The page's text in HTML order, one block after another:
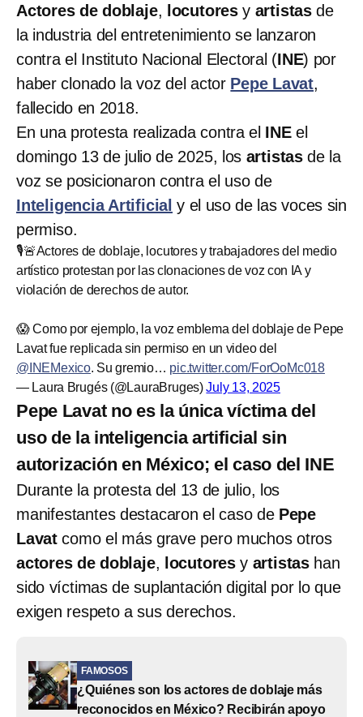
Actores de doblaje, locutoresy artistasde
la industria del entretenimiento se lanzaron
contra el Instituto Nacional Electoral (INE) por
haber clonado la voz del actor Pepe Lavat,
fallecido en 2018.
En una protesta realizada contra el INEel
domingo 13 de julio de 2025, los artistasde la
voz se posicionaron contra el uso de
Inteligencia Artificial y el uso de las voces sin
permiso.
🎙️🚨Actores de doblaje, locutores y trabajadores del medio
artístico protestan por las clonaciones de voz con IA y
violación de derechos de autor.
😱 Como por ejemplo, la voz emblema del doblaje de Pepe
Lavat fue replicada sin permiso en un video del
@INEMexico. Su gremio… pic.twitter.com/ForOoMc018
— Laura Brugés (@LauraBruges)July 13, 2025
Pepe Lavat no es la única víctima del
uso de la inteligencia artificial sin
autorización en México; el caso del INE
Durante la protesta del 13 de julio, los
manifestantes destacaron el caso de Pepe
Lavat como el más grave pero muchos otros
actores de doblaje, locutoresy artistas han
sido víctimas de suplantación digital por lo que
exigen respeto a sus derechos.
FAMOSOS
¿Quiénes son los actores de doblaje más
reconocidos en México? Recibirán apoyo